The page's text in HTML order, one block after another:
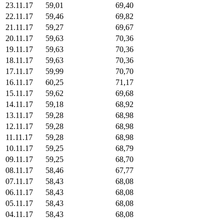
23.11.17
59,01
69,40
22.11.17
59,46
69,82
21.11.17
59,27
69,67
20.11.17
59,63
70,36
19.11.17
59,63
70,36
18.11.17
59,63
70,36
17.11.17
59,99
70,70
16.11.17
60,25
71,17
15.11.17
59,62
69,68
14.11.17
59,18
68,92
13.11.17
59,28
68,98
12.11.17
59,28
68,98
11.11.17
59,28
68,98
10.11.17
59,25
68,79
09.11.17
59,25
68,70
08.11.17
58,46
67,77
07.11.17
58,43
68,08
06.11.17
58,43
68,08
05.11.17
58,43
68,08
04.11.17
58,43
68,08